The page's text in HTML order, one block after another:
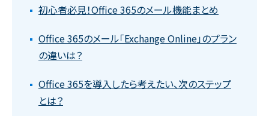
初心者必見！Office 365のメール機能まとめ
Office 365のメール「Exchange Online」のプラン
の違いは？
Office 365を導入したら考えたい、次のステップ
とは？